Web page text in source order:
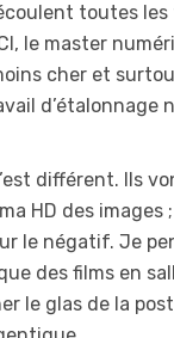
toutes les
le master
cher et
d’étalonnage
différent. Ils
HD des images
le négatif. Je
des films en
le glas de la